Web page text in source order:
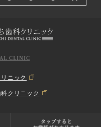
CLINIC
ニック
クリニック